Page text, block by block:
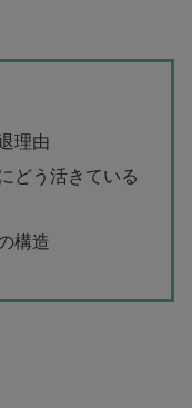
理由
どう活きている
構造